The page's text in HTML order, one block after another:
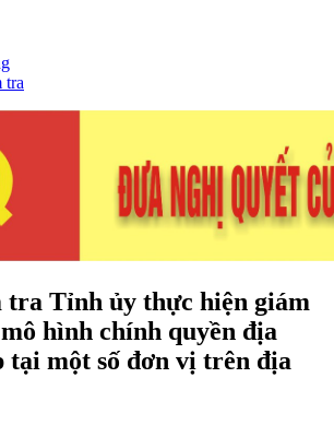
tra
tra Tỉnh ủy thực hiện giám
hình chính quyền địa
tại một số đơn vị trên địa